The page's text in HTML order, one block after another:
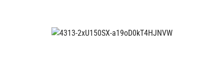
Bildergalerie überspringen